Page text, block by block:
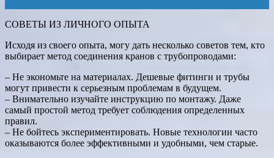
СОВЕТЫ ИЗ ЛИЧНОГО ОПЫТА
Исходя из своего опыта, могу дать несколько советов тем, кто
выбирает метод соединения кранов с трубопроводами:
– Не экономьте на материалах. Дешевые фитинги и трубы
могут привести к серьезным проблемам в будущем.
– Внимательно изучайте инструкцию по монтажу. Даже
самый простой метод требует соблюдения определенных
правил.
– Не бойтесь экспериментировать. Новые технологии часто
оказываются более эффективными и удобными, чем старые.